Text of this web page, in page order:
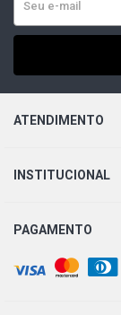
ATENDIMENTO
INSTITUCIONAL
PAGAMENTO